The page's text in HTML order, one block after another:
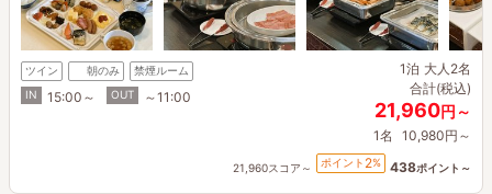
ツイン 朝のみ
禁煙ルーム
IN
15:00～ OUT ～11:00
1泊 大人2名
合計(税込)
21,960円～
1名 10,980円～
21,960スコア～ ポイント 2% 438ポイント～